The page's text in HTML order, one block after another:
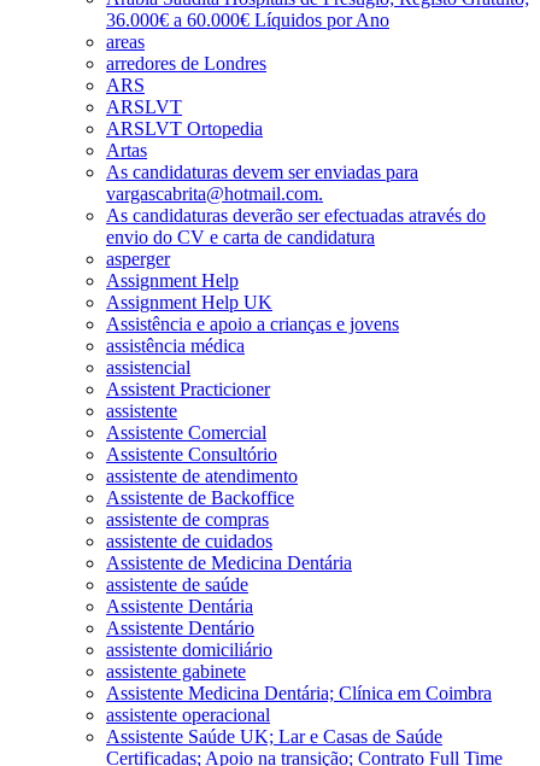
36.000€ a 60.000€ Líquidos por Ano
areas
arredores de Londres
ARS
ARSLVT
ARSLVT Ortopedia
Artas
As candidaturas devem ser enviadas para
vargascabrita@hotmail.com.
As candidaturas deverão ser efectuadas através do
envio do CV e carta de candidatura
asperger
Assignment Help
Assignment Help UK
Assistência e apoio a crianças e jovens
assistência médica
assistencial
Assistent Practicioner
assistente
Assistente Comercial
Assistente Consultório
assistente de atendimento
Assistente de Backoffice
assistente de compras
assistente de cuidados
Assistente de Medicina Dentária
assistente de saúde
Assistente Dentária
Assistente Dentário
assistente domiciliário
assistente gabinete
Assistente Medicina Dentária; Clínica em Coimbra
assistente operacional
Assistente Saúde UK; Lar e Casas de Saúde
Certificadas; Apoio na transição; Contrato Full Time